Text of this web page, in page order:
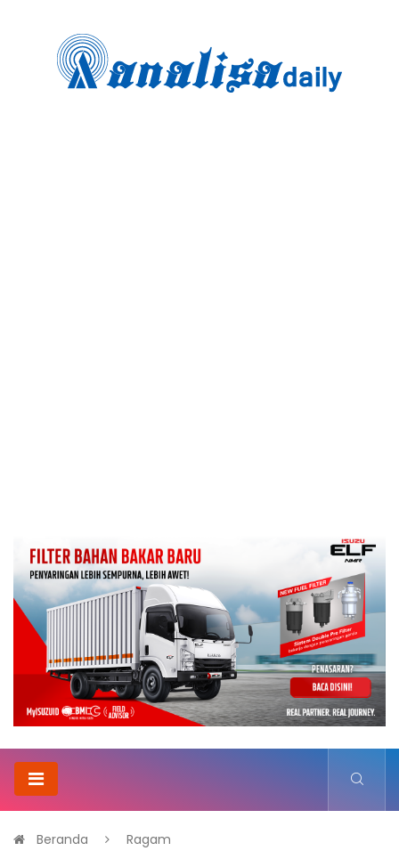
Beranda Ragam